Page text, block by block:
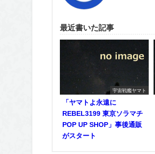
最近書いた記事
宇宙戦艦ヤマト
「ヤマトよ永遠に
REBEL3199 東京ソラマチ
POP UP SHOP」事後通販
がスタート